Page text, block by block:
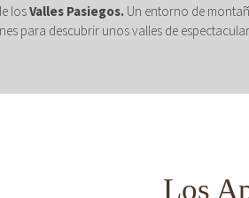
losValles Pasiegos. Un entorno de
para descubrir unos valles de
Los